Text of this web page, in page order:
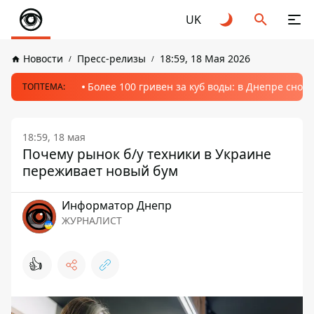
UK
Новости Пресс-релизы 18:59, 18 Мая 2026
ТОПТЕМА: Более 100 гривен за куб воды: в Днепре
18:59, 18 мая
Почему рынок б/у техники в Украине
переживает новый бум
Информатор Днепр
ЖУРНАЛИСТ
👍